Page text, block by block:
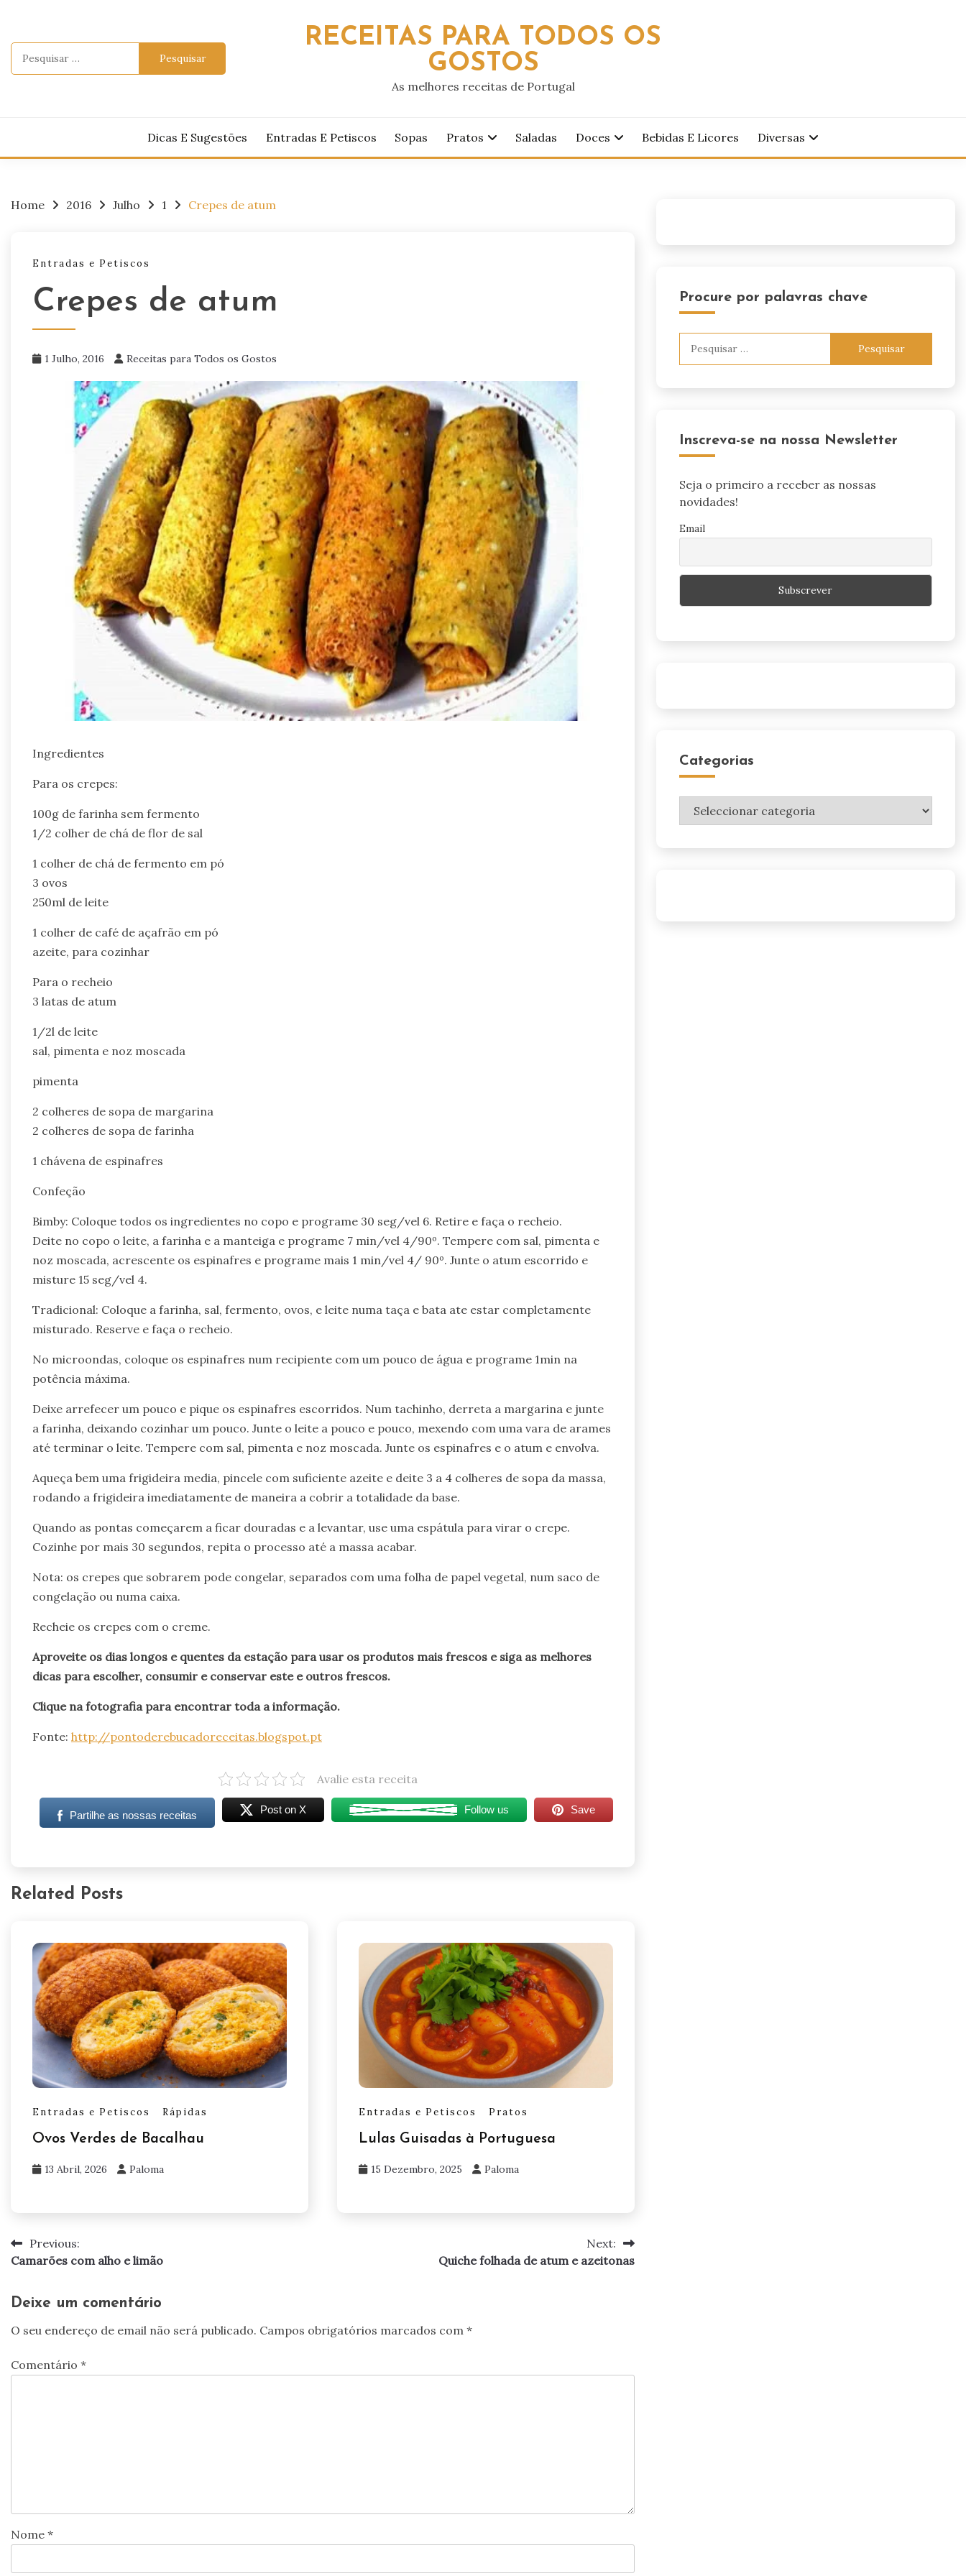
content
RECEITAS PARA TODOS OS
GOSTOS
As melhores receitas de Portugal
Dicas E Sugestões Entradas E Petiscos Sopas Pratos Saladas Doces Bebidas E Licores Diversas
Home 2016 Julho 1 Crepes de atum
Entradas e Petiscos
Crepes de atum
1 Julho, 2016 Receitas para Todos os Gostos
Ingredientes
Para os crepes:
100g de farinha sem fermento
1/2 colher de chá de flor de sal
1 colher de chá de fermento em pó
3 ovos
250ml de leite
1 colher de café de açafrão em pó
azeite, para cozinhar
Para o recheio
3 latas de atum
1/2l de leite
sal, pimenta e noz moscada
pimenta
2 colheres de sopa de margarina
2 colheres de sopa de farinha
1 chávena de espinafres
Confeção
Bimby: Coloque todos os ingredientes no copo e programe 30 seg/vel 6. Retire e faça o recheio.
Deite no copo o leite, a farinha e a manteiga e programe 7 min/vel 4/90º. Tempere com sal, pimenta e
noz moscada, acrescente os espinafres e programe mais 1 min/vel 4/ 90º. Junte o atum escorrido e
misture 15 seg/vel 4.
Tradicional: Coloque a farinha, sal, fermento, ovos, e leite numa taça e bata ate estar completamente
misturado. Reserve e faça o recheio.
No microondas, coloque os espinafres num recipiente com um pouco de água e programe 1min na
potência máxima.
Deixe arrefecer um pouco e pique os espinafres escorridos. Num tachinho, derreta a margarina e junte
a farinha, deixando cozinhar um pouco. Junte o leite a pouco e pouco, mexendo com uma vara de arames
até terminar o leite. Tempere com sal, pimenta e noz moscada. Junte os espinafres e o atum e envolva.
Aqueça bem uma frigideira media, pincele com suficiente azeite e deite 3 a 4 colheres de sopa da massa,
rodando a frigideira imediatamente de maneira a cobrir a totalidade da base.
Quando as pontas começarem a ficar douradas e a levantar, use uma espátula para virar o crepe.
Cozinhe por mais 30 segundos, repita o processo até a massa acabar.
Nota: os crepes que sobrarem pode congelar, separados com uma folha de papel vegetal, num saco de
congelação ou numa caixa.
Recheie os crepes com o creme.
Aproveite os dias longos e quentes da estação para usar os produtos mais frescos e siga as melhores
dicas para escolher, consumir e conservar este e outros frescos.
Clique na fotografia para encontrar toda a informação.
Fonte: http://pontoderebucadoreceitas.blogspot.pt
Avalie esta receita
Partilhe as nossas receitas Post on X Follow us Save
Related Posts
Entradas e Petiscos Rápidas
Ovos Verdes de Bacalhau
13 Abril, 2026 Paloma
Entradas e Petiscos Pratos
Lulas Guisadas à Portuguesa
15 Dezembro, 2025 Paloma
Navegação
artigos
Previous:
Camarões com alho e limão
Next:
Quiche folhada de atum e azeitonas
Deixe um comentário
O seu endereço de email não será publicado. Campos obrigatórios marcados com *
Comentário *
Nome *
Procure por palavras chave
Inscreva-se na nossa Newsletter
Seja o primeiro a receber as nossas
novidades!
Email
Categorias
Categorias